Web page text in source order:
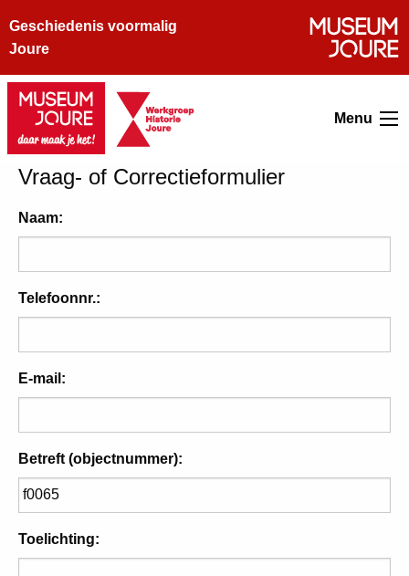
Geschiedenis voormalig
Joure
Menu
Vraag- of Correctieformulier
Naam:
Telefoonnr.:
E-mail:
Betreft (objectnummer):
Toelichting: